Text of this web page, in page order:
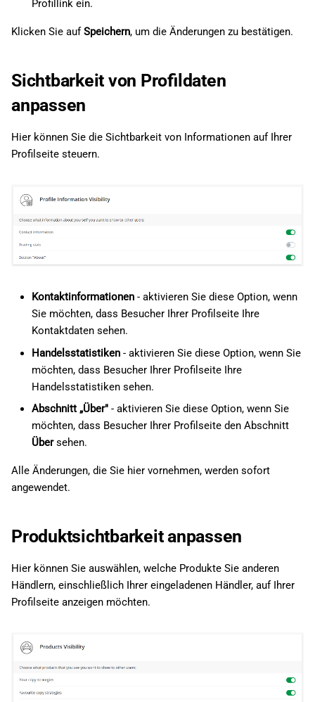
Profillink ein.
Klicken Sie aufSpeichern, um die Änderungen zu bestätigen.
Sichtbarkeit von Profildaten
anpassen
Hier können Sie die Sichtbarkeit von Informationen auf Ihrer
Profilseite steuern.
Kontaktinformationen- aktivieren Sie diese Option, wenn
Sie möchten, dass Besucher Ihrer Profilseite Ihre
Kontaktdaten sehen.
Handelsstatistiken- aktivieren Sie diese Option, wenn Sie
möchten, dass Besucher Ihrer Profilseite Ihre
Handelsstatistiken sehen.
Abschnitt „Über"- aktivieren Sie diese Option, wenn Sie
möchten, dass Besucher Ihrer Profilseite den Abschnitt
Übersehen.
Alle Änderungen, die Sie hier vornehmen, werden sofort
angewendet.
Produktsichtbarkeit anpassen
Hier können Sie auswählen, welche Produkte Sie anderen
Händlern, einschließlich Ihrer eingeladenen Händler, auf Ihrer
Profilseite anzeigen möchten.